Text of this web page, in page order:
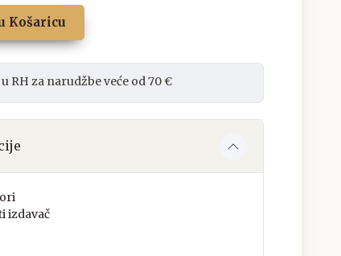
Košaricu
RH za narudžbe veće od 70 €
izdavač